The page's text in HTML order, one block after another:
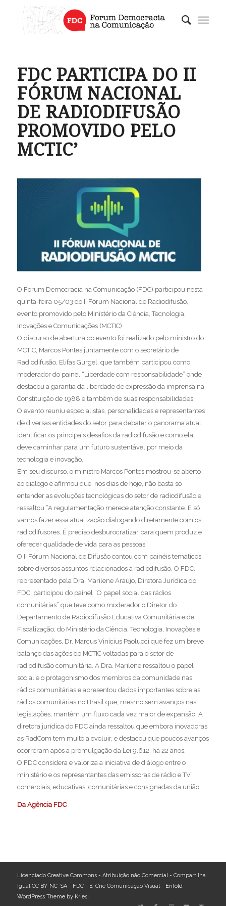
FDC PARTICIPA DO II
FÓRUM NACIONAL
DE RADIODIFUSÃO
PROMOVIDO PELO
MCTIC’
O Forum Democracia na Comunicação (FDC) participou nesta
quinta-feira 05/03 do II Fórum Nacional de Radiodifusão,
evento promovido pelo Ministério da Ciência, Tecnologia,
Inovações e Comunicações (MCTIC). ⁣⁣⁣⁣⁣
O discurso de abertura do evento foi realizado pelo ministro do
MCTIC, Marcos Pontes juntamente com o secretário de
Radiodifusão, Elifas Gurgel, que também participou como
moderador do painel “Liberdade com responsabilidade”⁣⁣ onde
destacou a garantia da liberdade de expressão da imprensa na
Constituição de 1988 e também de suas responsabilidades. ⁣⁣
O evento reuniu especialistas, personalidades e representantes
de diversas entidades do setor para debater o panorama atual,
identificar os principais desafios da radiodifusão e como ela
deve caminhar para um futuro sustentável por meio da
tecnologia e inovação. ⁣⁣⁣⁣
Em seu discurso, o ministro Marcos Pontes mostrou-se aberto
ao diálogo e afirmou que, nos dias de hoje, não basta só
entender as evoluções tecnológicas do setor de radiodifusão e
ressaltou “A regulamentação merece atenção constante. E só
vamos fazer essa atualização dialogando diretamente com os
radiodifusores. É preciso desburocratizar para quem produz e
oferecer qualidade de vida para as pessoas”. ⁣⁣⁣⁣
O II Fórum Nacional de Difusão contou com painéis temáticos
sobre diversos assuntos relacionados a radiodifusão. O FDC,
representado pela Dra. Marilene Araújo, Diretora Jurídica do
FDC, participou do painel “O papel social das rádios
comunitárias” que teve como moderador o Diretor do
Departamento de Radiodifusão Educativa Comunitária e de
Fiscalização, do Ministério da Ciência, Tecnologia, Inovações e
Comunicações, Dr. Marcus Vinícius Paolucci que fez um breve
balanço das ações do MCTIC voltadas para o setor de
radiodifusão comunitária. A Dra. Marilene ressaltou o papel
social e o protagonismo dos membros da comunidade nas
rádios comunitárias e apresentou dados importantes sobre as
rádios comunitárias no Brasil que, mesmo sem avanços nas
legislações, mantém um fluxo cada vez maior de expansão. A
diretora jurídica do FDC ainda ressaltou que embora inovadoras
as RadCom tem muito a evoluir, e destacou que poucos avanços
ocorreram após a promulgação da Lei 9.612, há 22 anos. ⁣ ⁣⁣⁣
O FDC considera e valoriza a iniciativa de diálogo entre o
ministério e os representantes das emissoras de rádio e TV
comerciais, educativas, comunitárias e consignadas da união.
Da Agência FDC
Licenciado Creative Commons - Atribuição não Comercial - Compartilha
Igual CC BY-NC-SA - FDC - E-Crie Comunicação Visual - Enfold
WordPress Theme by Kriesi